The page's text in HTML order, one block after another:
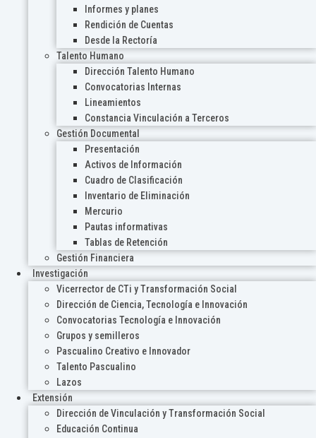
Informes y planes
Rendición de Cuentas
Desde la Rectoría
Talento Humano
Dirección Talento Humano
Convocatorias Internas
Lineamientos
Constancia Vinculación a Terceros
Gestión Documental
Presentación
Activos de Información
Cuadro de Clasificación
Inventario de Eliminación
Mercurio
Pautas informativas
Tablas de Retención
Gestión Financiera
Investigación
Vicerrector de CTi y Transformación Social
Dirección de Ciencia, Tecnología e Innovación
Convocatorias Tecnología e Innovación
Grupos y semilleros
Pascualino Creativo e Innovador
Talento Pascualino
Lazos
Extensión
Dirección de Vinculación y Transformación Social
Educación Continua